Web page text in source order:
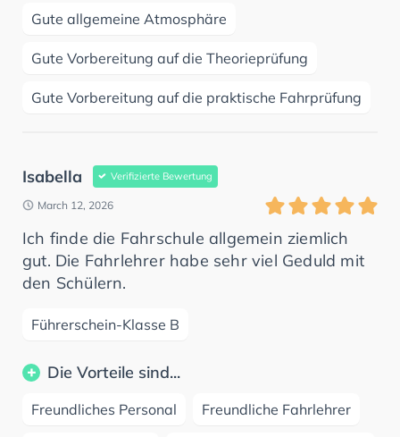
Gute allgemeine Atmosphäre
Gute Vorbereitung auf die Theorieprüfung
Gute Vorbereitung auf die praktische Fahrprüfung
Isabella Verifizierte Bewertung
March 12, 2026
Ich finde die Fahrschule allgemein ziemlich
gut. Die Fahrlehrer habe sehr viel Geduld mit
den Schülern.
Führerschein-Klasse B
Die Vorteile sind...
Freundliches Personal Freundliche Fahrlehrer